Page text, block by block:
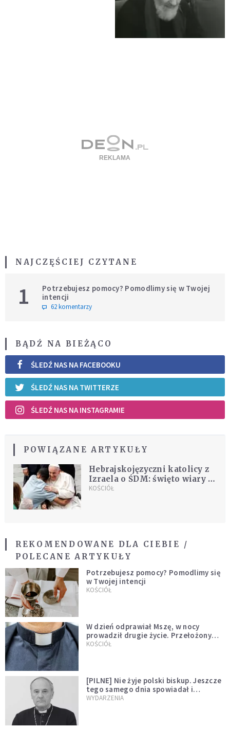
NAJCZĘŚCIEJ CZYTANE
1
Potrzebujesz pomocy? Pomodlimy się w Twojej
intencji
62 komentarzy
BĄDŹ NA BIEŻĄCO
ŚLEDŹ NAS NA FACEBOOKU
ŚLEDŹ NAS NA TWITTERZE
ŚLEDŹ NAS NA INSTAGRAMIE
POWIĄZANE ARTYKUŁY
Hebrajskojęzyczni katolicy z
Izraela o ŚDM: święto wiary i
braterstwa
KOŚCIÓŁ
REKOMENDOWANE DLA CIEBIE /
POLECANE ARTYKUŁY
Potrzebujesz pomocy? Pomodlimy się
w Twojej intencji
KOŚCIÓŁ
W dzień odprawiał Mszę, w nocy
prowadził drugie życie. Przełożony
kazał mu opuścić zakon
KOŚCIÓŁ
[PILNE] Nie żyje polski biskup. Jeszcze
tego samego dnia spowiadał i
sprawował Mszę świętą
WYDARZENIA